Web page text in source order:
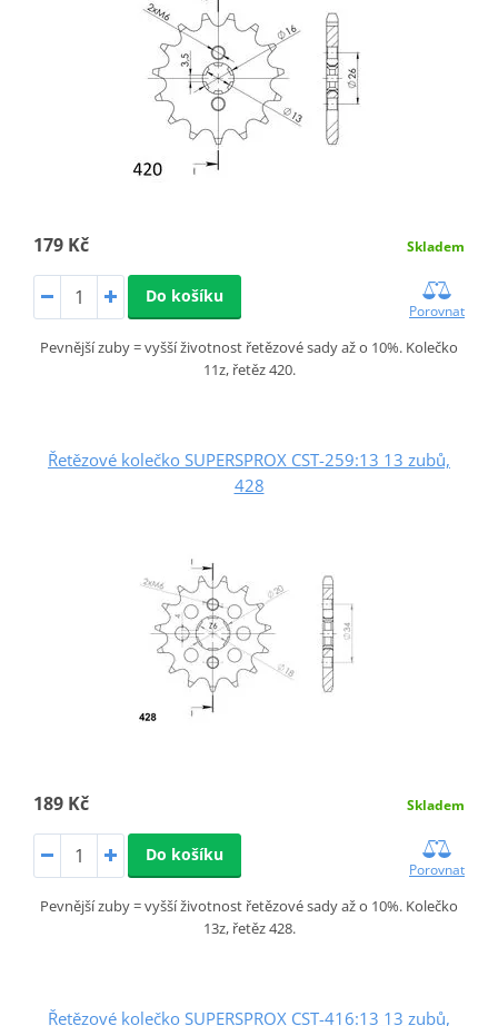
179 Kč Skladem
Do košíku
Porovnat
Pevnější zuby = vyšší životnost řetězové sady až o 10%. Kolečko
11z, řetěz 420.
Řetězové kolečko SUPERSPROX CST-259:13 13 zubů,
428
189 Kč Skladem
Do košíku
Porovnat
Pevnější zuby = vyšší životnost řetězové sady až o 10%. Kolečko
13z, řetěz 428.
Řetězové kolečko SUPERSPROX CST-416:13 13 zubů,